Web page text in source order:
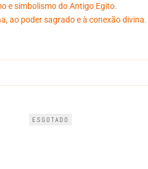
e simbolismo do Antigo Egito.
ao poder sagrado e à conexão divina.
ESGOTADO